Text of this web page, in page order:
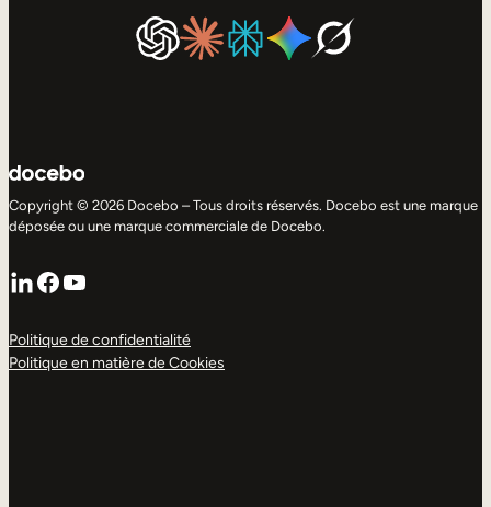
Copyright © 2026 Docebo – Tous droits réservés. Docebo est une marque
déposée ou une marque commerciale de Docebo.
LinkedIn
Facebook
YouTube
Politique de confidentialité
Politique en matière de Cookies